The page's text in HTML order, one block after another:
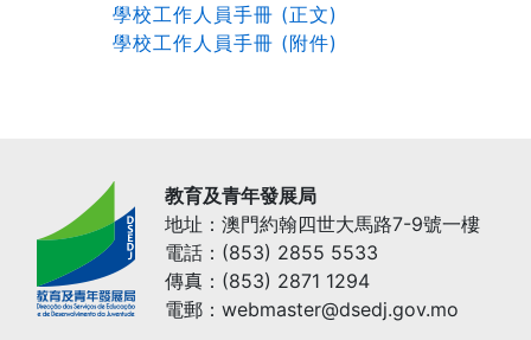
學校工作人員手冊 (正文)
學校工作人員手冊 (附件)
教育及青年發展局
地址：澳門約翰四世大馬路7-9號一樓
電話：(853) 2855 5533
傳真：(853) 2871 1294
電郵：webmaster@dsedj.gov.mo